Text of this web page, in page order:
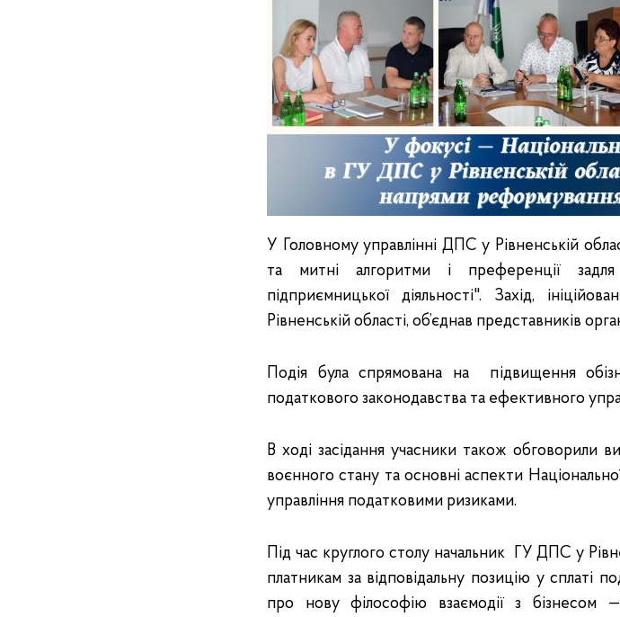
У Головному управлінні ДПС у Рівненській
та митні алгоритми і преференції
підприємницької діяльності". Захід,
Рівненській області, об’єднав представників
Подія була спрямована на підвищення
податкового законодавства та ефективного
В ході засідання учасники також обговорили
воєнного стану та основні аспекти
управління податковими ризиками.
Під час круглого столу начальник ГУ ДПС у
платникам за відповідальну позицію у сплаті
про нову філософію взаємодії з бізнесом